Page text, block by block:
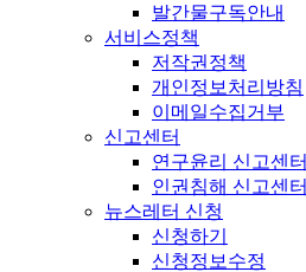
발간물구독안내
서비스정책
저작권정책
개인정보처리방침
이메일수집거부
신고센터
연구윤리 신고센터
인권침해 신고센터
뉴스레터 신청
신청하기
신청정보수정